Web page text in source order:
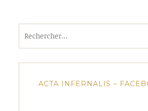
ACTA INFERNALIS –